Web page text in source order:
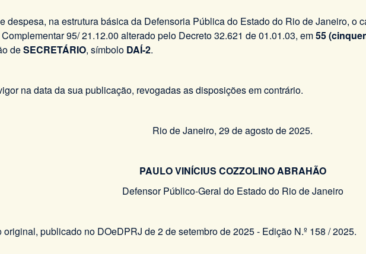
despesa, na estrutura básica da Defensoria Pública do Estado do Rio de Janeiro, o
95/ 21.12.00 alterado pelo Decreto 32.621 de 01.01.03, em55
deSECRETÁRIO, símbolo DAÍ-2.
na data da sua publicação, revogadas as disposições em contrário.
Rio de Janeiro, 29 de agosto de 2025.
PAULO VINÍCIUS COZZOLINO ABRAHÃO
Defensor Público-Geral do Estado do Rio de Janeiro
publicado no DOeDPRJ de 2 de setembro de 2025 - Edição N.º 158 / 2025.